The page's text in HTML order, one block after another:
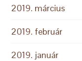
2019. március
2019. február
2019. január